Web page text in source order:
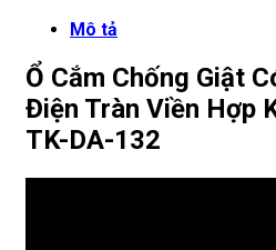
Mô tả
Ổ Cắm Chống Giật
Điện Tràn Viền Hợp
TK-DA-132